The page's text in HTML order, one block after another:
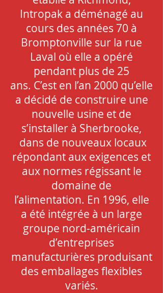
Intropak a déménagé au
cours des années 70 à
Bromptonville sur la rue
Laval où elle a opéré
pendant plus de 25
ans. C’est en l’an 2000 qu’elle
a décidé de construire une
nouvelle usine et de
s’installer à Sherbrooke,
dans de nouveaux locaux
répondant aux exigences et
aux normes régissant le
domaine de
l’alimentation. En 1996, elle
a été intégrée à un large
groupe nord-américain
d’entreprises
manufacturières produisant
des emballages flexibles
variés.